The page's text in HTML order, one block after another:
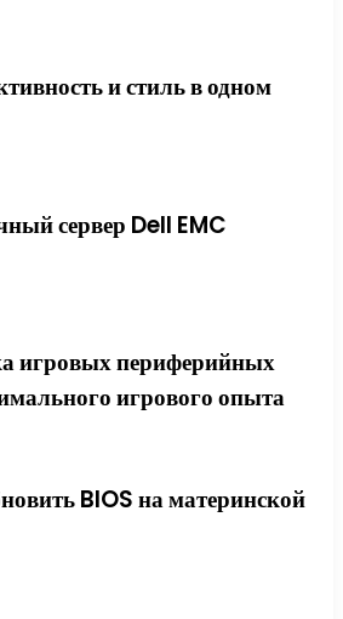
и стиль в одном
сервер Dell EMC
игровых периферийных
игрового опыта
BIOS на материнской